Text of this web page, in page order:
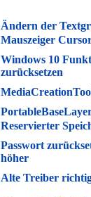
Ändern der
Mauszeiger
Windows 10
zurücksetzen
Reservierter
Passwort
höher
Alte Treiber